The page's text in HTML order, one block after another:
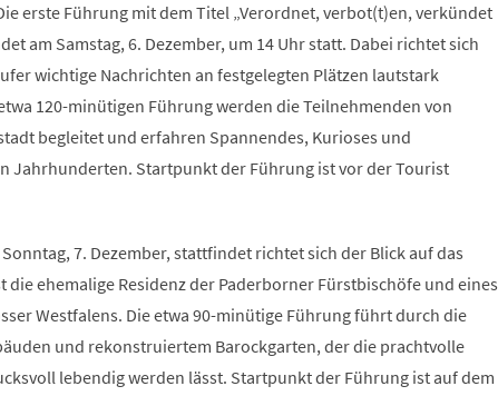
erste Führung mit dem Titel „Verordnet, verbot(t)en, verkündet
am Samstag, 6. Dezember, um 14 Uhr statt. Dabei richtet sich
wichtige Nachrichten an festgelegten Plätzen lautstark
120-minütigen Führung werden die Teilnehmenden von
begleitet und erfahren Spannendes, Kurioses und
Jahrhunderten. Startpunkt der Führung ist vor der Tourist
7. Dezember, stattfindet richtet sich der Blick auf das
die ehemalige Residenz der Paderborner Fürstbischöfe und eines
Westfalens. Die etwa 90-minütige Führung führt durch die
und rekonstruiertem Barockgarten, der die prachtvolle
lebendig werden lässt. Startpunkt der Führung ist auf dem